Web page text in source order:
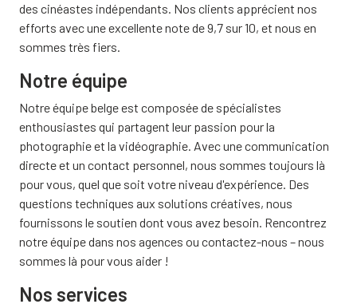
des cinéastes indépendants. Nos clients apprécient nos
efforts avec une excellente note de 9,7 sur 10, et nous en
sommes très fiers.
Notre équipe
Notre équipe belge est composée de spécialistes
enthousiastes qui partagent leur passion pour la
photographie et la vidéographie. Avec une communication
directe et un contact personnel, nous sommes toujours là
pour vous, quel que soit votre niveau d'expérience. Des
questions techniques aux solutions créatives, nous
fournissons le soutien dont vous avez besoin. Rencontrez
notre équipe dans nos agences ou contactez-nous – nous
sommes là pour vous aider !
Nos services